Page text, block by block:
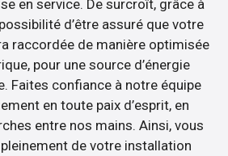
en service. De surcroît, grâce à
d’être assuré que votre
raccordée de manière optimisée
pour une source d’énergie
Faites confiance à notre équipe
en toute paix d’esprit, en
entre nos mains. Ainsi, vous
de votre installation